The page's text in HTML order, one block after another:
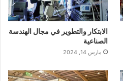
الابتكار والتطوير في مجال الهندسة
الصناعية
مارس 14, 2024